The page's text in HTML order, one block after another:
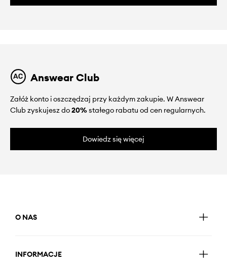
Answear Club
Załóż konto i oszczędzaj przy każdym zakupie. W Answear
Club zyskujesz do20%stałego rabatu od cen regularnych.
Dowiedz się więcej
O NAS
INFORMACJE